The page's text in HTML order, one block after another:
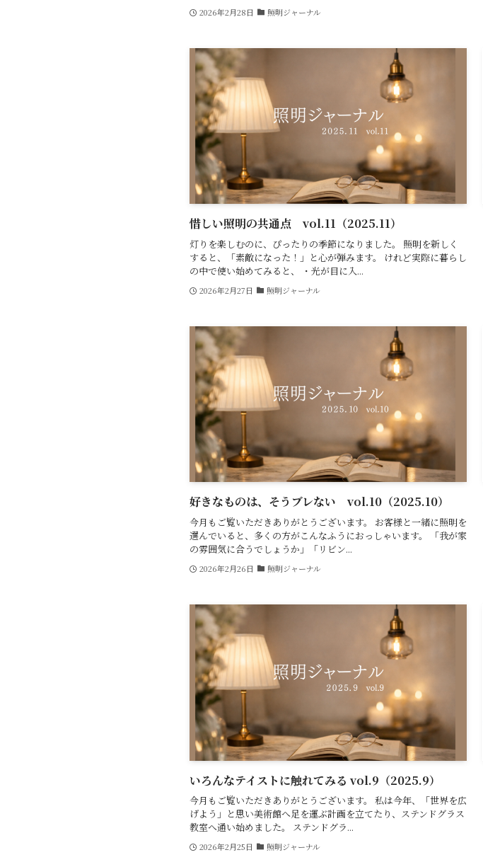
2026年2月28日 照明ジャーナル
惜しい照明の共通点 vol.11（2025.11）
灯りを楽しむのに、ぴったりの季節になりました。 照明を新しく
すると、「素敵になった！」と心が弾みます。 けれど実際に暮らし
の中で使い始めてみると、 ・光が目に入...
2026年2月27日 照明ジャーナル
好きなものは、そうブレない vol.10（2025.10）
今月もご覧いただきありがとうございます。 お客様と一緒に照明を
選んでいると、多くの方がこんなふうにおっしゃいます。 「我が家
の雰囲気に合うでしょうか」「リビン...
2026年2月26日 照明ジャーナル
いろんなテイストに触れてみる vol.9（2025.9）
今月もご覧いただきありがとうございます。 私は今年、「世界を広
げよう」と思い美術館へ足を運ぶ計画を立てたり、ステンドグラス
教室へ通い始めました。 ステンドグラ...
2026年2月25日 照明ジャーナル